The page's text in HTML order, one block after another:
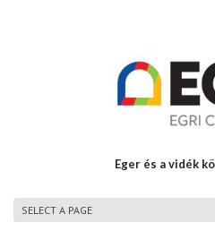
Eger és a vidék